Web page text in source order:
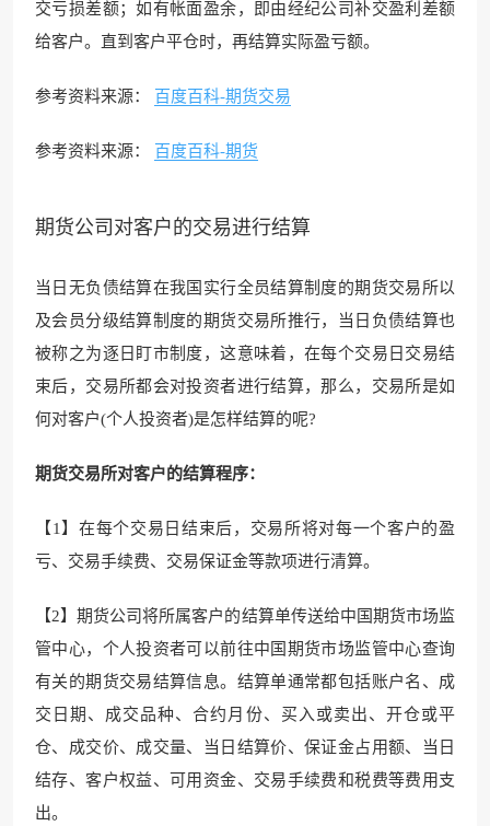
交亏损差额；如有帐面盈余，即由经纪公司补交盈利差额
给客户。直到客户平仓时，再结算实际盈亏额。
参考资料来源： 百度百科-期货交易
参考资料来源： 百度百科-期货
期货公司对客户的交易进行结算
当日无负债结算在我国实行全员结算制度的期货交易所以
及会员分级结算制度的期货交易所推行，当日负债结算也
被称之为逐日盯市制度，这意味着，在每个交易日交易结
束后，交易所都会对投资者进行结算，那么，交易所是如
何对客户(个人投资者)是怎样结算的呢?
期货交易所对客户的结算程序：
【1】在每个交易日结束后，交易所将对每一个客户的盈
亏、交易手续费、交易保证金等款项进行清算。
【2】期货公司将所属客户的结算单传送给中国期货市场监
管中心，个人投资者可以前往中国期货市场监管中心查询
有关的期货交易结算信息。结算单通常都包括账户名、成
交日期、成交品种、合约月份、买入或卖出、开仓或平
仓、成交价、成交量、当日结算价、保证金占用额、当日
结存、客户权益、可用资金、交易手续费和税费等费用支
出。